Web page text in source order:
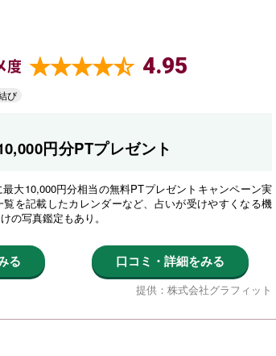
度 4.95
び
円分PTプレゼント
大10,000円分相当の無料PTプレゼントキャンペーン実
を記載したカレンダーなど、占いが受けやすくなる機
の写真鑑定もあり。
る 口コミ・詳細をみる
提供：株式会社グラフィット